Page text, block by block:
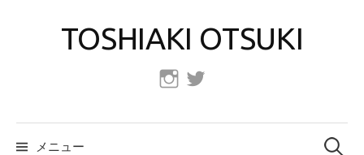
へ
ス
TOSHIAKI OTSUKI
Instagram
メニュー
検
索: